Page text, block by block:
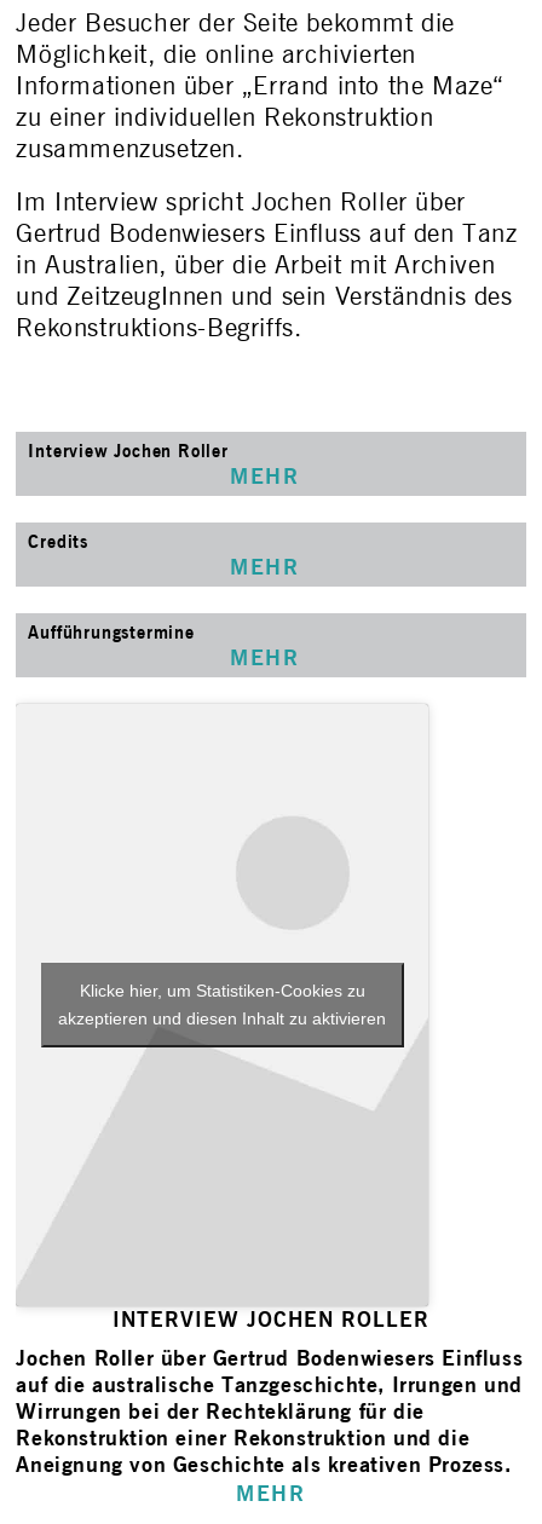
Jeder Besucher der Seite bekommt die
Möglichkeit, die online archivierten
Informationen über „Errand into the Maze“
zu einer individuellen Rekonstruktion
zusammenzusetzen.
Im Interview spricht Jochen Roller über
Gertrud Bodenwiesers Einfluss auf den Tanz
in Australien, über die Arbeit mit Archiven
und ZeitzeugInnen und sein Verständnis des
Rekonstruktions-Begriffs.
Interview Jochen Roller
MEHR
Credits
MEHR
Aufführungstermine
MEHR
Klicke hier, um Statistiken-Cookies zu
akzeptieren und diesen Inhalt zu aktivieren
INTERVIEW JOCHEN ROLLER
Jochen Roller über Gertrud Bodenwiesers Einfluss
auf die australische Tanzgeschichte, Irrungen und
Wirrungen bei der Rechteklärung für die
Rekonstruktion einer Rekonstruktion und die
Aneignung von Geschichte als kreativen Prozess.
MEHR